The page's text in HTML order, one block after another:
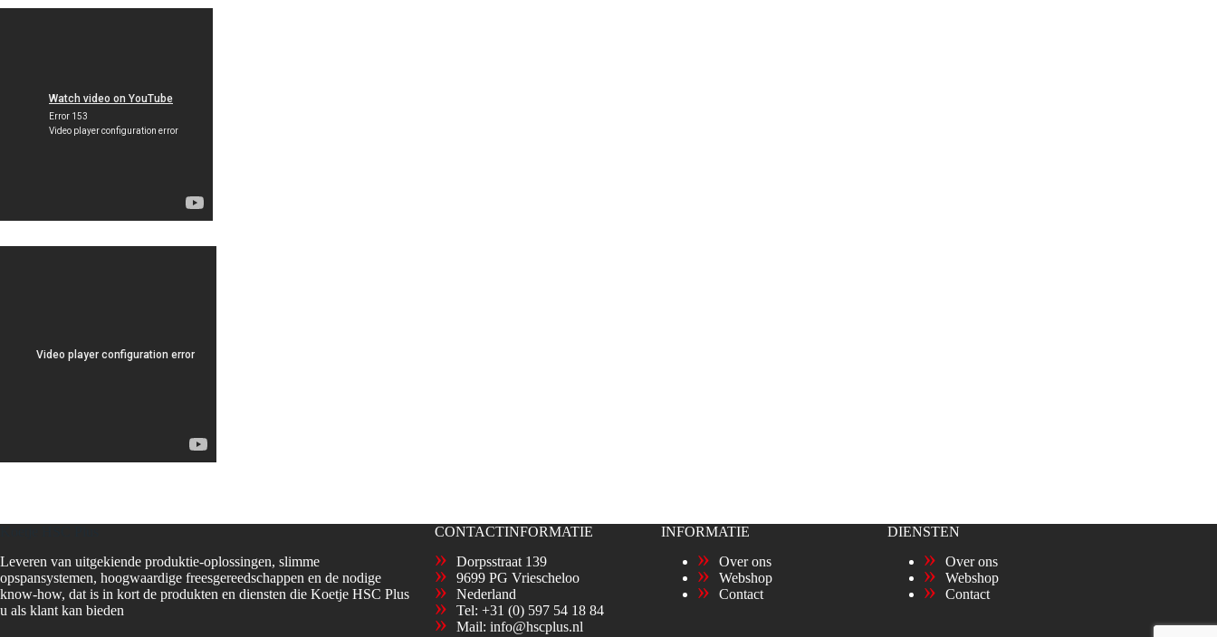
Leveren van uitgekiende produktie-oplossingen, slimme
opspansystemen, hoogwaardige freesgereedschappen en de nodige
know-how, dat is in kort de produkten en diensten die Koetje HSC Plus
u als klant kan bieden
CONTACTINFORMATIE
Dorpsstraat 139
9699 PG Vriescheloo
Nederland
Tel: +31 (0) 597 54 18 84
Mail: info@hscplus.nl
INFORMATIE
Over ons
Webshop
Contact
DIENSTEN
Over ons
Webshop
Contact